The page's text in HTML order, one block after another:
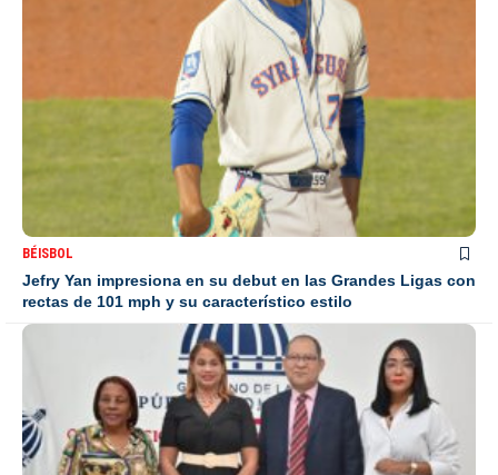
BÉISBOL
Jefry Yan impresiona en su debut en las Grandes Ligas con
rectas de 101 mph y su característico estilo